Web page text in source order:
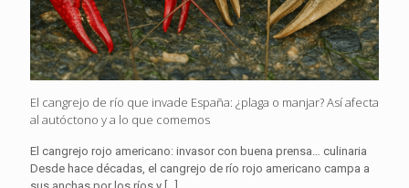
El cangrejo de río que invade España: ¿plaga o manjar? Así afecta
al autóctono y a lo que comemos
El cangrejo rojo americano: invasor con buena prensa… culinaria
Desde hace décadas, el cangrejo de río rojo americano campa a